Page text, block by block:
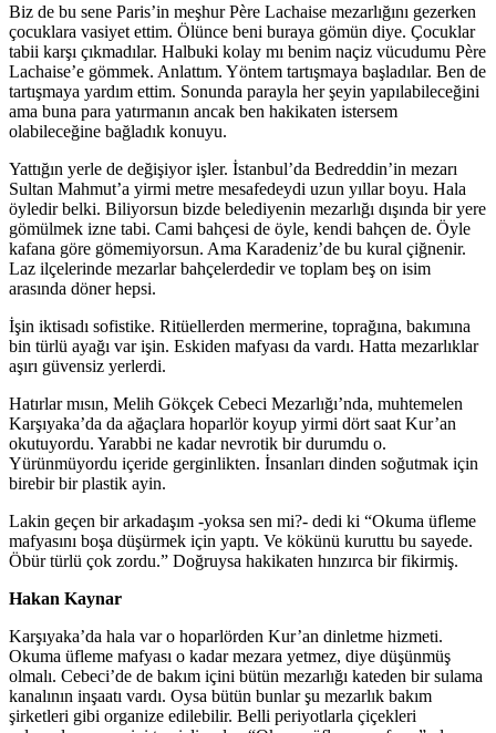
Biz de bu sene Paris’in meşhur Père Lachaise mezarlığını gezerken
çocuklara vasiyet ettim. Ölünce beni buraya gömün diye. Çocuklar
tabii karşı çıkmadılar. Halbuki kolay mı benim naçiz vücudumu Père
Lachaise’e gömmek. Anlattım. Yöntem tartışmaya başladılar. Ben de
tartışmaya yardım ettim. Sonunda parayla her şeyin yapılabileceğini
ama buna para yatırmanın ancak ben hakikaten istersem
olabileceğine bağladık konuyu.
Yattığın yerle de değişiyor işler. İstanbul’da Bedreddin’in mezarı
Sultan Mahmut’a yirmi metre mesafedeydi uzun yıllar boyu. Hala
öyledir belki. Biliyorsun bizde belediyenin mezarlığı dışında bir yere
gömülmek izne tabi. Cami bahçesi de öyle, kendi bahçen de. Öyle
kafana göre gömemiyorsun. Ama Karadeniz’de bu kural çiğnenir.
Laz ilçelerinde mezarlar bahçelerdedir ve toplam beş on isim
arasında döner hepsi.
İşin iktisadı sofistike. Ritüellerden mermerine, toprağına, bakımına
bin türlü ayağı var işin. Eskiden mafyası da vardı. Hatta mezarlıklar
aşırı güvensiz yerlerdi.
Hatırlar mısın, Melih Gökçek Cebeci Mezarlığı’nda, muhtemelen
Karşıyaka’da da ağaçlara hoparlör koyup yirmi dört saat Kur’an
okutuyordu. Yarabbi ne kadar nevrotik bir durumdu o.
Yürünmüyordu içeride gerginlikten. İnsanları dinden soğutmak için
birebir bir plastik ayin.
Lakin geçen bir arkadaşım -yoksa sen mi?- dedi ki “Okuma üfleme
mafyasını boşa düşürmek için yaptı. Ve kökünü kuruttu bu sayede.
Öbür türlü çok zordu.” Doğruysa hakikaten hınzırca bir fikirmiş.
Hakan Kaynar
Karşıyaka’da hala var o hoparlörden Kur’an dinletme hizmeti.
Okuma üfleme mafyası o kadar mezara yetmez, diye düşünmüş
olmalı. Cebeci’de de bakım içini bütün mezarlığı kateden bir sulama
kanalının inşaatı vardı. Oysa bütün bunlar şu mezarlık bakım
şirketleri gibi organize edilebilir. Belli periyotlarla çiçekleri